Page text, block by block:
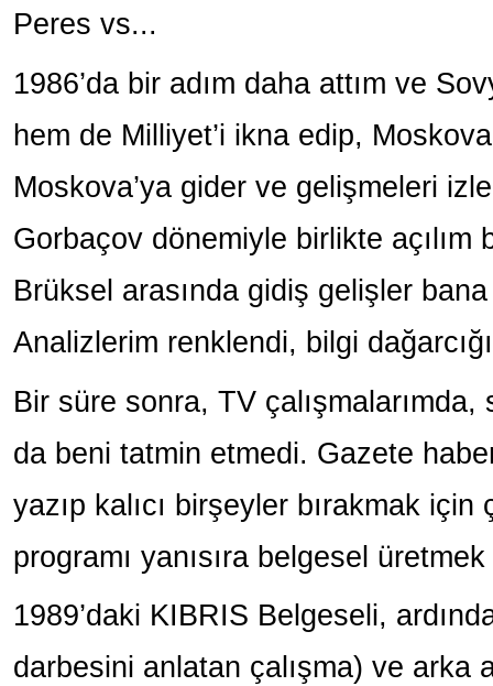
Peres vs...
1986’da bir adım daha attım ve
hem de Milliyet’i ikna edip,
Moskova’ya gider ve gelişmeleri
Gorbaçov dönemiyle birlikte açılım
Brüksel arasında gidiş gelişler
Analizlerim renklendi, bilgi
Bir süre sonra, TV çalışmalarımda,
da beni tatmin etmedi. Gazete
yazıp kalıcı birşeyler bırakmak için
programı yanısıra belgesel
1989’daki KIBRIS Belgeseli,
darbesini anlatan çalışma) ve arka